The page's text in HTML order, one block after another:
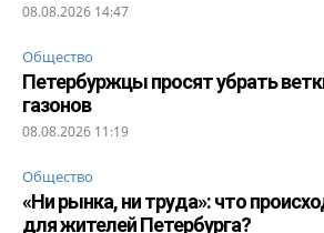
08.08.2026 14:47
Общество
Петербуржцы просят убрать
газонов
08.08.2026 11:19
Общество
«Ни рынка, ни труда»: что
для жителей Петербурга?